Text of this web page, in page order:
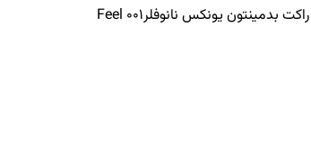
راکت بدمینتون یونکس نانوفلر001 Feel